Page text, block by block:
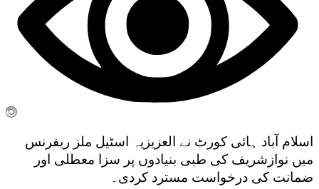
اسلام آباد ہائی کورٹ نے العزیزیہ اسٹیل ملز ریفرنس
میں نوازشریف کی طبی بنیادوں پر سزا معطلی اور
ضمانت کی درخواست مسترد کردی۔